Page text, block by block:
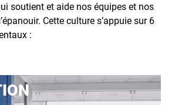
soutient et aide nos équipes et nos
Cette culture s’appuie sur 6
: